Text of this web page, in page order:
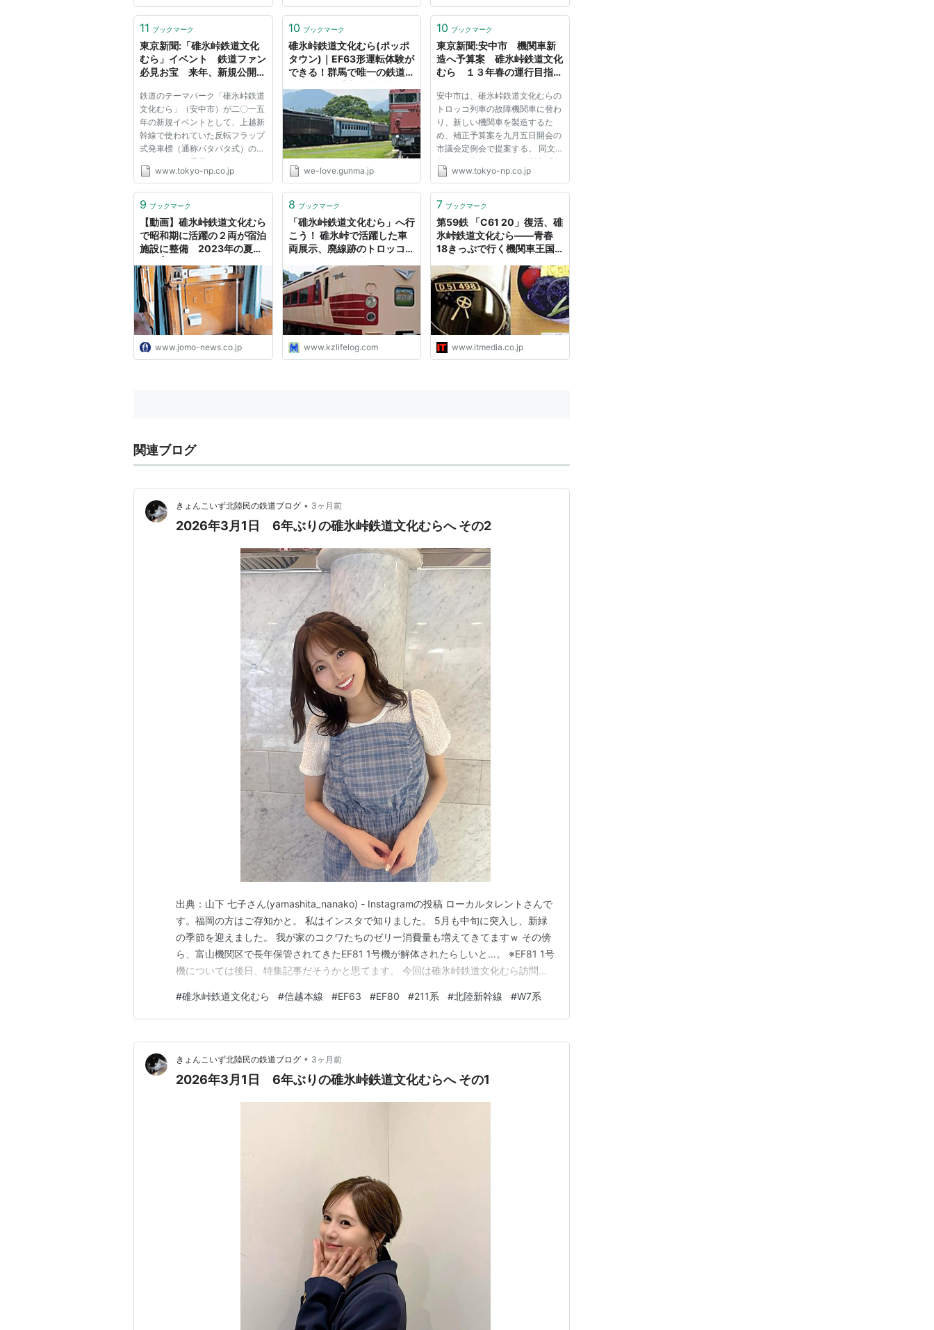
オハユニ61（オハユニ61 107）
12系客車
スロフ12（スロフ12 822）
*2
オロ12（オロ12 841）*3
*1:このうち11・12・24・25号機は体験運転用の動態保存機
*2:お座敷客車「くつろぎ」
*3:お座敷客車「くつろぎ」
11 ブックマーク
東京新聞:「碓氷峠鉄道文化
むら」イベント 鉄道ファン
必見お宝 来年、新規公開
鉄道のテーマパーク「碓氷峠鉄道
文化むら」（安中市）が二〇一五
年の新規イベントとして、上越新
幹線で使われていた反転フラップ
式発車標（通称パタパタ式）のア
トラクション展示や、テーマパー
ク内で修復中のオハユニ６１形客
いる。いずれも貴重な機器や車両
www.tokyo-np.co.jp
10 ブックマーク
碓氷峠鉄道文化むら(ポッポ
タウン)｜EF63形運転体験が
できる！群馬で唯一の鉄道テ
we-love.gunma.jp
10 ブックマーク
東京新聞:安中市 機関車新
造へ予算案 碓氷峠鉄道文化
むら １３年春の運行目指
安中市は、碓氷峠鉄道文化むらの
トロッコ列車の故障機関車に替わ
り、新しい機関車を製造するた
め、補正予算案を九月五日開会の
市議会定例会で提案する。 同文
化むらで人気のトロッコ列車「シ
ェルパ君」は、五月の連休中に動
で縮小運行しているが、利用者か
う。...
www.tokyo-np.co.jp
9 ブックマーク
【動画】碓氷峠鉄道文化むら
で昭和期に活躍の２両が宿泊
施設に整備 2023年の夏ま
県のニュース・スポーツ情報
www.jomo-news.co.jp
8 ブックマーク
「碓氷峠鉄道文化むら」へ行
こう！ 碓氷峠で活躍した車
両展示、廃線跡のトロッコ乗
ん！
www.kzlifelog.com
7 ブックマーク
第59鉄 「C61 20」復活、碓
氷峠鉄道文化むら――青春
18きっぷで行く機関車王国
www.itmedia.co.jp
関連ブログ
きょんこいず北陸民の鉄道ブログ • 3ヶ月前
2026年3月1日 6年ぶりの碓氷峠鉄道文化むらへ その2
出典：山下 七子さん(yamashita_nanako) - Instagramの投稿 ローカルタレントさんで
す。福岡の方はご存知かと。 私はインスタで知りました。 5月も中旬に突入し、新緑
の季節を迎えました。 我が家のコクワたちのゼリー消費量も増えてきてますｗ その傍
ら、富山機関区で長年保管されてきたEF81 1号機が解体されたらしいと…。 ※EF81 1号
機については後日、特集記事だそうかと思てます。 今回は碓氷峠鉄道文化むら訪問
を撮影。 高崎駅で偶然の出会いも！ 3/1撮影分 その1に引き続き、屋外展示スペー…
#碓氷峠鉄道文化むら #信越本線 #EF63 #EF80 #211系 #北陸新幹線 #W7系
きょんこいず北陸民の鉄道ブログ • 3ヶ月前
2026年3月1日 6年ぶりの碓氷峠鉄道文化むらへ その1